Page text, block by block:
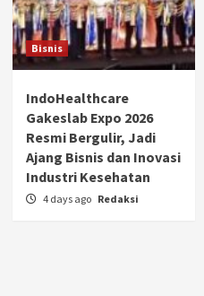
Bisnis
IndoHealthcare
Gakeslab Expo 2026
Resmi Bergulir, Jadi
Ajang Bisnis dan Inovasi
Industri Kesehatan
4 days ago Redaksi